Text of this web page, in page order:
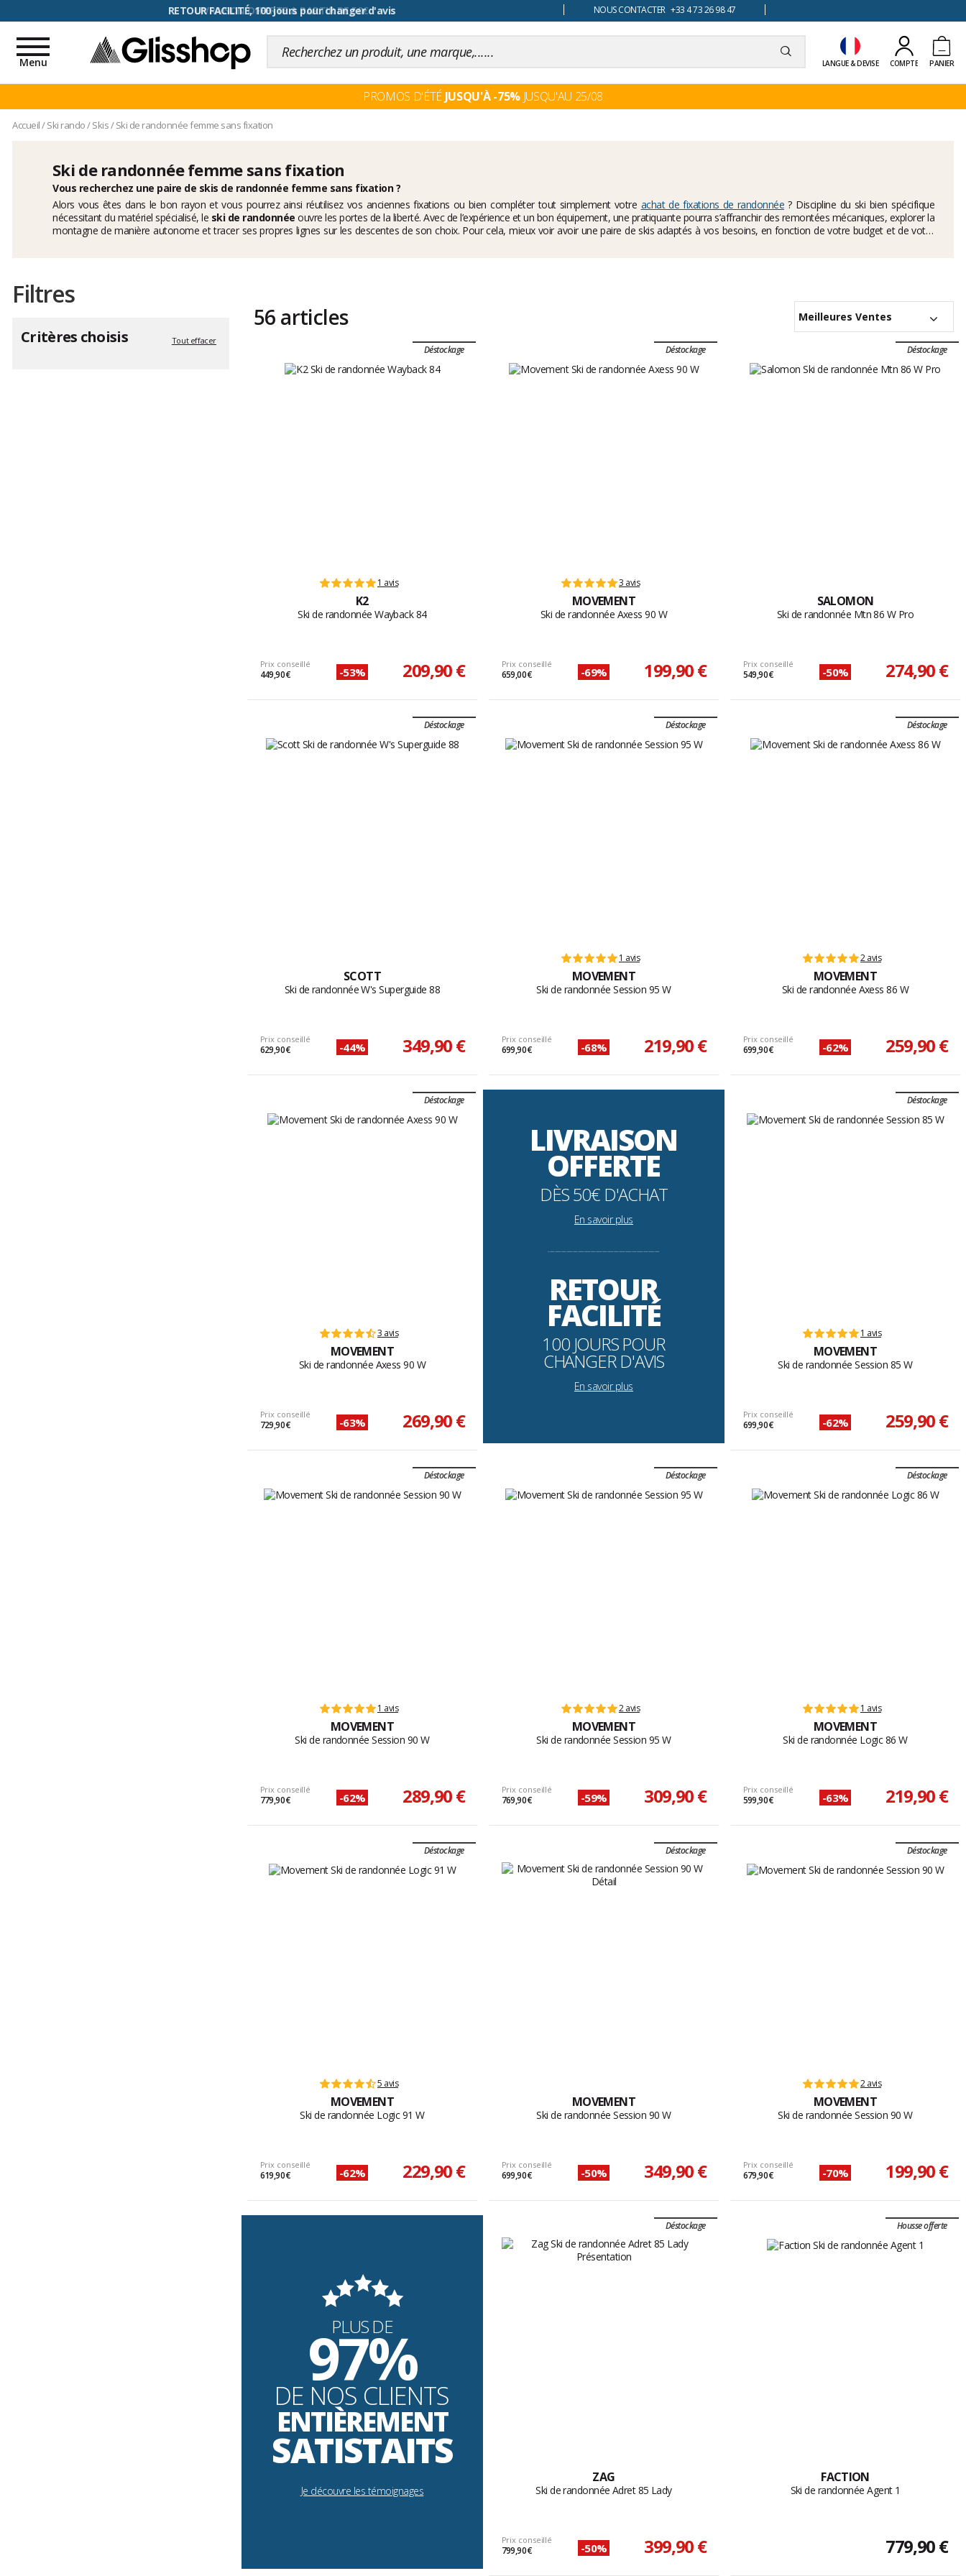
RETOUR FACILITÉ, 100 jours pour changer d'avis NOUS CONTACTER +33 4 73 26 98 47
LANGUE & DEVISE COMPTE PANIER
Toggle
navigation
Menu
PROMOS D'ÉTÉ JUSQU'À -75%JUSQU'AU 25/08
Accueil/Ski rando/Skis/Ski de randonnée femme sans fixation
Ski de randonnée femme sans fixation
Vous recherchez une paire de skis de randonnée femme sans fixation ?
Alors vous êtes dans le bon rayon et vous pourrez ainsi réutilisez vos anciennes fixations ou bien compléter tout simplement votre achat de fixations de randonnée ? Discipline du ski bien spécifique
nécessitant du matériel spécialisé, le ski de randonnée ouvre les portes de la liberté. Avec de l’expérience et un bon équipement, une pratiquante pourra s’affranchir des remontées mécaniques, explorer la
montagne de manière autonome et tracer ses propres lignes sur les descentes de son choix. Pour cela, mieux voir avoir une paire de skis adaptés à vos besoins, en fonction de votre budget et de votre
Filtres
Critères choisis Tout effacer
56 articles Meilleures Ventes
Déstockage
1 avis
K2
Ski de randonnée Wayback 84
Prix conseillé
449,90 € -53% 209,90 €
Déstockage
3 avis
MOVEMENT
Ski de randonnée Axess 90 W
Prix conseillé
659,00 € -69% 199,90 €
Déstockage
SALOMON
Ski de randonnée Mtn 86 W Pro
Prix conseillé
549,90 € -50% 274,90 €
Déstockage
SCOTT
Ski de randonnée W's Superguide 88
Prix conseillé
629,90 € -44% 349,90 €
Déstockage
1 avis
MOVEMENT
Ski de randonnée Session 95 W
Prix conseillé
699,90 € -68% 219,90 €
Déstockage
2 avis
MOVEMENT
Ski de randonnée Axess 86 W
Prix conseillé
699,90 € -62% 259,90 €
Déstockage
3 avis
MOVEMENT
Ski de randonnée Axess 90 W
Prix conseillé
729,90 € -63% 269,90 €
LIVRAISON
OFFERTE
DÈS 50€ D'ACHAT
En savoir plus
--------------------------------------------------------------------
RETOUR
FACILITÉ
100 JOURS POUR
CHANGER D'AVIS
En savoir plus
Déstockage
1 avis
MOVEMENT
Ski de randonnée Session 85 W
Prix conseillé
699,90 € -62% 259,90 €
Déstockage
1 avis
MOVEMENT
Ski de randonnée Session 90 W
Prix conseillé
779,90 € -62% 289,90 €
Déstockage
2 avis
MOVEMENT
Ski de randonnée Session 95 W
Prix conseillé
769,90 € -59% 309,90 €
Déstockage
1 avis
MOVEMENT
Ski de randonnée Logic 86 W
Prix conseillé
599,90 € -63% 219,90 €
Déstockage
5 avis
MOVEMENT
Ski de randonnée Logic 91 W
Prix conseillé
619,90 € -62% 229,90 €
Déstockage
MOVEMENT
Ski de randonnée Session 90 W
Prix conseillé
699,90 € -50% 349,90 €
Déstockage
2 avis
MOVEMENT
Ski de randonnée Session 90 W
Prix conseillé
679,90 € -70% 199,90 €
PLUS DE
97%
DE NOS CLIENTS
ENTIÈREMENT
SATISTAITS
Je découvre les témoignages
Déstockage
ZAG
Ski de randonnée Adret 85 Lady
Prix conseillé
799,90 € -50% 399,90 €
Housse offerte
FACTION
Ski de randonnée Agent 1
779,90 €